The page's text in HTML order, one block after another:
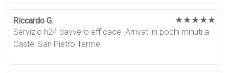
Riccardo G. ★★★★★
Servizio h24 davvero efficace. Arrivati in pochi minuti a
Castel San Pietro Terme.